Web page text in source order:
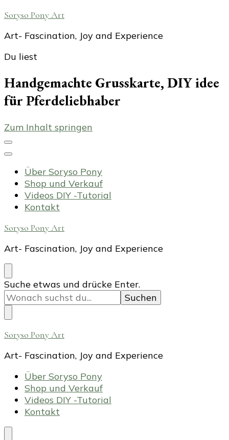
Soryso Pony Art
Art- Fascination, Joy and Experience
Du liest
Handgemachte Grusskarte, DIY idee
für Pferdeliebhaber
Zum Inhalt springen
Über Soryso Pony
Shop und Verkauf
Videos DIY -Tutorial
Kontakt
Soryso Pony Art
Art- Fascination, Joy and Experience
Suchst
du
nach
etwas?
Suche etwas und drücke Enter.
Soryso Pony Art
Art- Fascination, Joy and Experience
Über Soryso Pony
Shop und Verkauf
Videos DIY -Tutorial
Kontakt